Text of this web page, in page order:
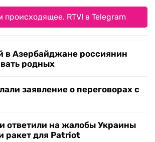
происходящее. RTVI в Telegram
в Азербайджане россиянин
родных
заявление о переговорах с
ответили на жалобы Украины
ракет для Patriot